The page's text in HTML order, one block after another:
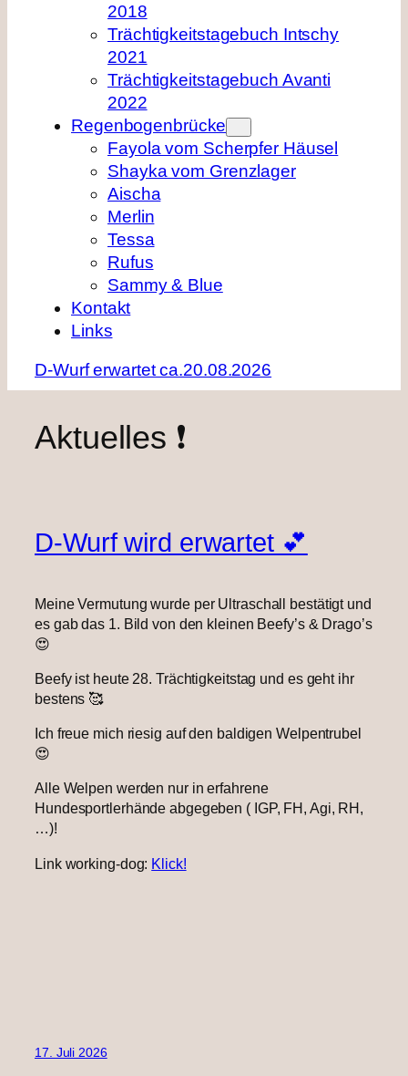
2018
Trächtigkeitstagebuch Intschy
2021
Trächtigkeitstagebuch Avanti
2022
Regenbogenbrücke
Fayola vom Scherpfer Häusel
Shayka vom Grenzlager
Aischa
Merlin
Tessa
Rufus
Sammy & Blue
Kontakt
Links
D-Wurf erwartet ca.20.08.2026
Aktuelles ❗
D-Wurf wird erwartet 💕
Meine Vermutung wurde per Ultraschall bestätigt und
es gab das 1. Bild von den kleinen Beefy’s & Drago’s
😍
Beefy ist heute 28. Trächtigkeitstag und es geht ihr
bestens 🥰
Ich freue mich riesig auf den baldigen Welpentrubel
😍
Alle Welpen werden nur in erfahrene
Hundesportlerhände abgegeben ( IGP, FH, Agi, RH,
…)!
Link working-dog: Klick!
17. Juli 2026